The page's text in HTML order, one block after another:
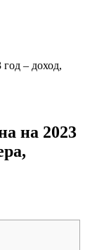
– доход,
на 2023